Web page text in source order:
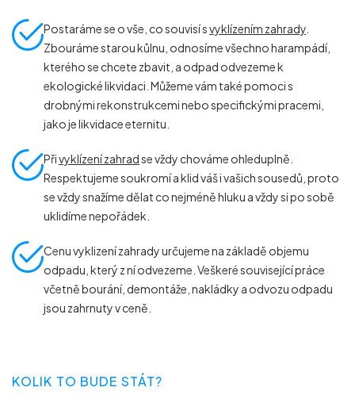
Postaráme se o vše, co souvisí svyklízením zahrady
Zbouráme starou kůlnu, odnosíme všechno harampádí,
kterého se chcete zbavit, a odpad odvezeme k
ekologické likvidaci. Můžeme vám také pomoci s
drobnými rekonstrukcemi nebo specifickými pracemi,
jako je likvidace eternitu.
Přivyklízení zahradse vždy chováme ohleduplně.
Respektujeme soukromí a klid váš i vašich sousedů, proto
se vždy snažíme dělat co nejméně hluku a vždy si po sobě
uklidíme nepořádek.
Cenu vyklizení zahrady určujeme na základě objemu
odpadu, který z ní odvezeme. Veškeré související práce
včetně bourání, demontáže, nakládky a odvozu odpadu
jsou zahrnuty v ceně.
KOLIK TO BUDE STÁT?